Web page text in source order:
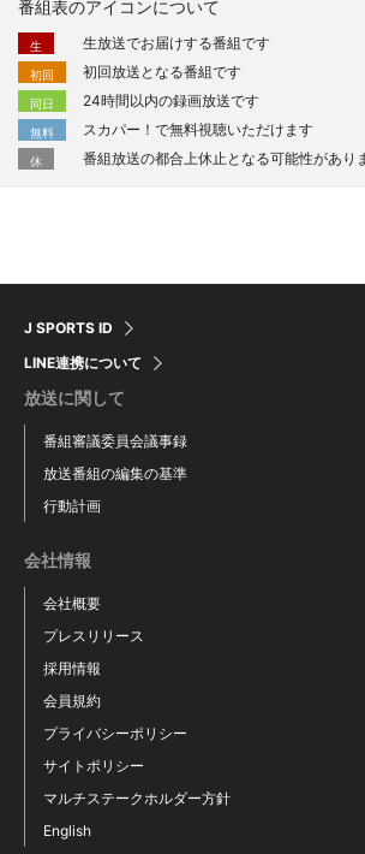
番組表のアイコンについて
生 生放送でお届けする番組です
初回 初回放送となる番組です
同日 24時間以内の録画放送です
無料 スカパー！で無料視聴いただけます
休 番組放送の都合上休止となる可能性があり
J SPORTS ID
LINE連携について
放送に関して
番組審議委員会議事録
放送番組の編集の基準
行動計画
会社情報
会社概要
プレスリリース
採用情報
会員規約
プライバシーポリシー
サイトポリシー
マルチステークホルダー方針
English